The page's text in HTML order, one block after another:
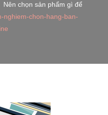
Nên chọn sản phẩm gì để
nghiem-chon-hang-ban-